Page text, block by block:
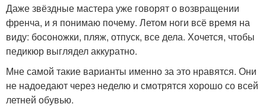
Даже звёздные мастера уже говорят о возвращении
френча, и я понимаю почему. Летом ноги всё время на
виду: босоножки, пляж, отпуск, все дела. Хочется, чтобы
педикюр выглядел аккуратно.
Мне самой такие варианты именно за это нравятся. Они
не надоедают через неделю и смотрятся хорошо со всей
летней обувью.